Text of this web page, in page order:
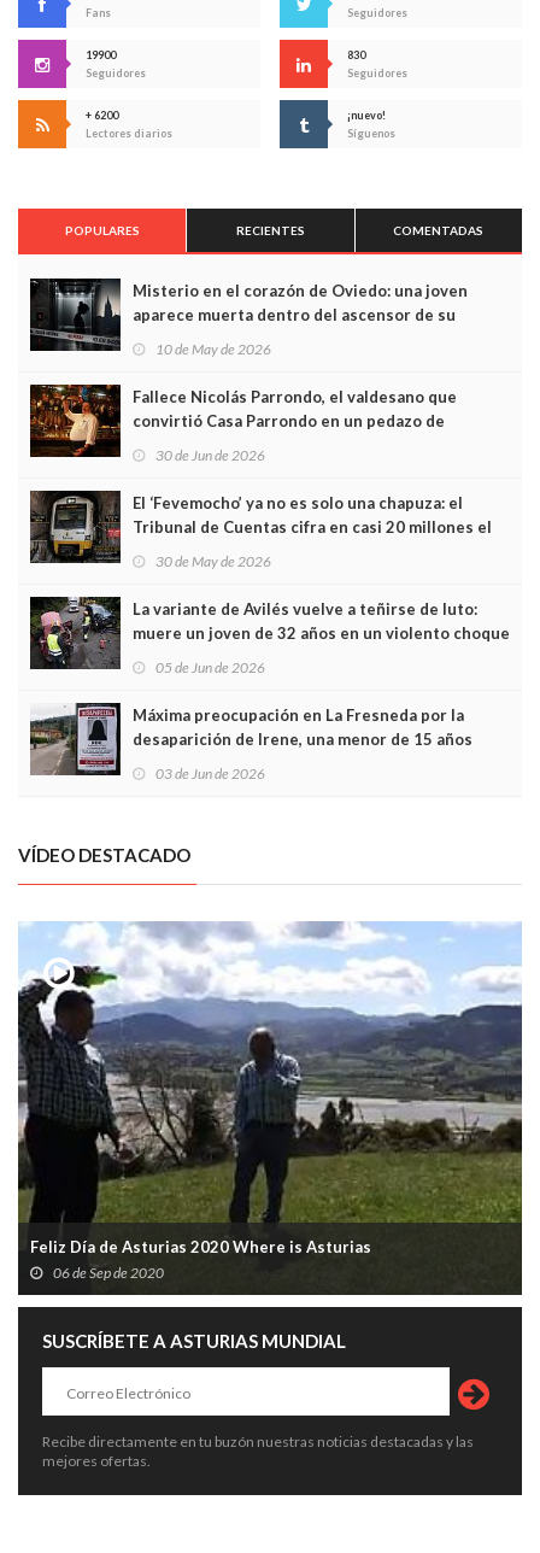
Fans
Seguidores
19900
Seguidores
830
Seguidores
+ 6200
Lectores diarios
¡nuevo!
Síguenos
POPULARES RECIENTES COMENTADAS
Misterio en el corazón de Oviedo: una joven
aparece muerta dentro del ascensor de su
edificio y las cámaras captan sus últimos minutos
10 de May de 2026
Fallece Nicolás Parrondo, el valdesano que
convirtió Casa Parrondo en un pedazo de
Asturias en Madrid
30 de Jun de 2026
El ‘Fevemocho’ ya no es solo una chapuza: el
Tribunal de Cuentas cifra en casi 20 millones el
sobrecoste de los trenes que no cabían por los
30 de May de 2026
La variante de Avilés vuelve a teñirse de luto:
muere un joven de 32 años en un violento choque
frontal
05 de Jun de 2026
Máxima preocupación en La Fresneda por la
desaparición de Irene, una menor de 15 años
03 de Jun de 2026
VÍDEO DESTACADO
Feliz Día de Asturias 2020 Where is Asturias
06 de Sep de 2020
SUSCRÍBETE A ASTURIAS MUNDIAL
Recibe directamente en tu buzón nuestras noticias destacadas y las
mejores ofertas.